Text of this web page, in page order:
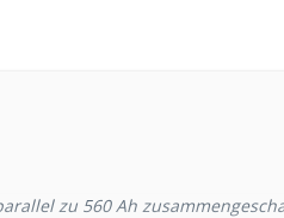
zu 560 Ah